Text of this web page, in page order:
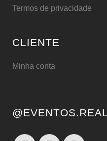
Termos de privacidade
CLIENTE
Minha conta